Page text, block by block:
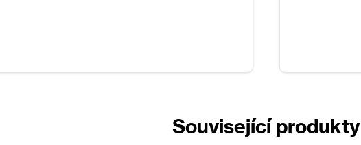
Související produkty